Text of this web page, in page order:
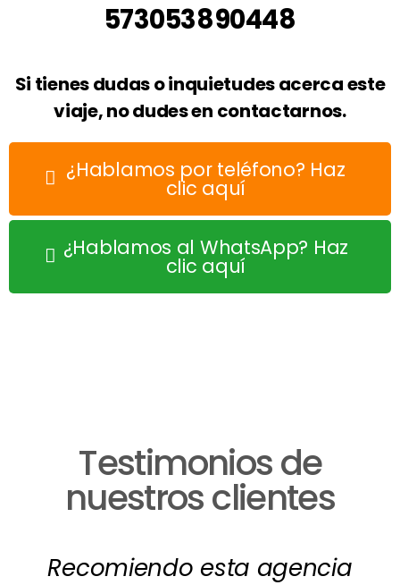
573053890448
Si tienes dudas o inquietudes acerca este
viaje, no dudes en contactarnos.
¿Hablamos por teléfono? Haz
clic aquí
¿Hablamos al WhatsApp? Haz
clic aquí
Testimonios de
nuestros clientes
Recomiendo esta agencia